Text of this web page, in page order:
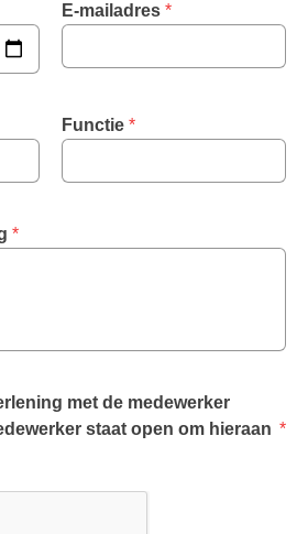
E-mailadres *
Functie *
*
met de medewerker
staat open om hieraan *